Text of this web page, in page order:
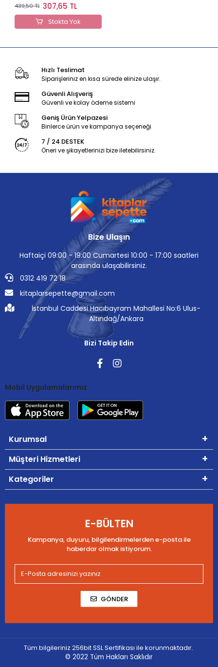
439,50 TL 307,65 TL
Stokta Yok
Hızlı Teslimat
Siparişleriniz en kısa sürede elinize ulaşır.
Güvenli Alışveriş
Güvenli ve kolay ödeme sistemi
Geniş Ürün Yelpazesi
Binlerce ürün ve kampanya seçeneği
7 / 24 DESTEK
Öneri ve şikayetlerinizi bize iletebilirsiniz.
Bize Ulaşın
Haftaiçi 09:00 - 19:00 Cumartesi 10:00 - 17:00 saatleri
arasında ulaşabilirsiniz.
0312 419 72 18
kitaplarsepette@gmail.com
İstanbul Caddesi Hacıbayram Mahallesi No:6 Ulus-
Altındağ/Ankara
Bizi Takip Edin
Mobil Uygulamalarımız
Kurumsal
Müşteri Hizmetleri
Kategoriler
E-BÜLTEN
Kampanya, duyuru, bilgilendirmelerden e-posta ile
haberdar olmak istiyorum.
GÖNDER
Tüm bilgileriniz 256bit SSL Sertifikası ile korunmaktadır.
© 2022 Tüm Hakları Saklıdır